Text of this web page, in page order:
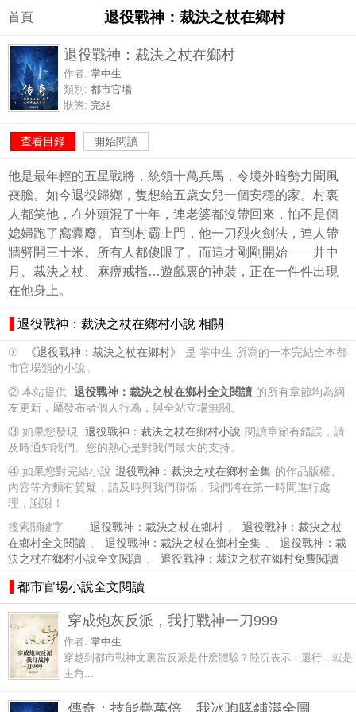
首頁 退役戰神：裁決之杖在鄉村
退役戰神：裁決之杖在鄉村
作者: 掌中生
類別: 都市官場
狀態: 完結
查看目錄 開始閱讀
他是最年輕的五星戰將，統領十萬兵馬，令境外暗勢力聞風
喪膽。如今退役歸鄉，隻想給五歲女兒一個安穩的家。村裏
人都笑他，在外頭混了十年，連老婆都沒帶回來，怕不是個
媳婦跑了窩囊廢。直到村霸上門，他一刀烈火劍法，連人帶
牆劈開三十米。所有人都傻眼了。而這才剛剛開始——井中
月、裁決之杖、麻痹戒指…遊戲裏的神裝，正在一件件出現
在他身上。
退役戰神：裁決之杖在鄉村小說 相關
① 《退役戰神：裁決之杖在鄉村》
是 掌中生 所寫的一本完結全本都
市官場類的小說。
② 本站提供 退役戰神：裁決之杖在鄉村全文閱讀 的所有章節均為網
友更新，屬發布者個人行為，與全站立場無關。
③ 如果您發現 退役戰神：裁決之杖在鄉村小說 閱讀章節有錯誤，請
及時通知我們。您的熱心是對我們最大的支持。
④ 如果您對完結小說 退役戰神：裁決之杖在鄉村全集 的作品版權、
內容等方麵有質疑，請及時與我們聯係，我們將在第一時間進行處
理，謝謝！
搜索關鍵字—— 退役戰神：裁決之杖在鄉村 、
退役戰神：裁決之杖
在鄉村全文閱讀 、 退役戰神：裁決之杖在鄉村全集 、
退役戰神：裁
決之杖在鄉村小說全文閱讀 、 退役戰神：裁決之杖在鄉村免費閱讀
都市官場小說全文閱讀
穿成炮灰反派，我打戰神一刀999
作者: 掌中生
穿越到都市戰神文裏當反派是什麽體驗？陸沉表示：還行，就是
主角...
傳奇：技能疊萬倍，我冰咆哮鋪滿全圖